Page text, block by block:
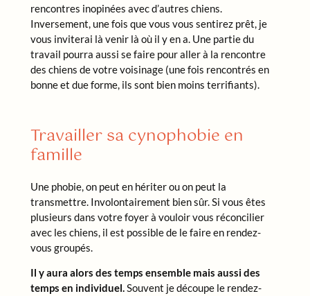
rencontres inopinées avec d’autres chiens.
Inversement, une fois que vous vous sentirez prêt, je
vous inviterai là venir là où il y en a. Une partie du
travail pourra aussi se faire pour aller à la rencontre
des chiens de votre voisinage (une fois rencontrés en
bonne et due forme, ils sont bien moins terrifiants).
Travailler sa cynophobie en
famille
Une phobie, on peut en hériter ou on peut la
transmettre. Involontairement bien sûr. Si vous êtes
plusieurs dans votre foyer à vouloir vous réconcilier
avec les chiens, il est possible de le faire en rendez-
vous groupés.
Il y aura alors des temps ensemble mais aussi des
temps en individuel.Souvent je découpe le rendez-